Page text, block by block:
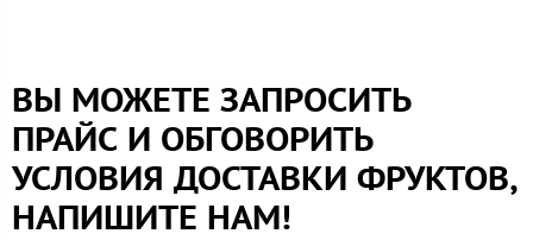
ВЫ МОЖЕТЕ ЗАПРОСИТЬ
ПРАЙС И ОБГОВОРИТЬ
УСЛОВИЯ ДОСТАВКИ ФРУКТОВ,
НАПИШИТЕ НАМ!